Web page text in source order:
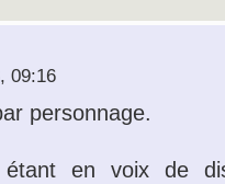
09:16
personnage.
étant en voix de